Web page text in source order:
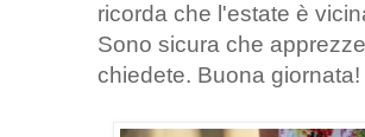
ricorda che l'estate è
Sono sicura che
chiedete. Buona giornata!